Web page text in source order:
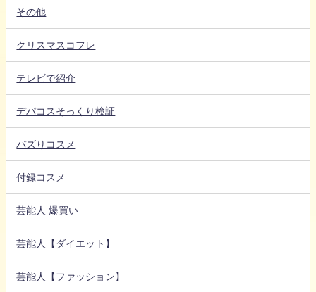
その他
クリスマスコフレ
テレビで紹介
デパコスそっくり検証
バズりコスメ
付録コスメ
芸能人 爆買い
芸能人【ダイエット】
芸能人【ファッション】